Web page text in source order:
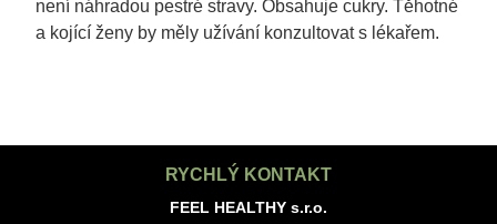
není náhradou pestré stravy. Obsahuje cukry. Těhotné
a kojící ženy by měly užívání konzultovat s lékařem.
RYCHLÝ KONTAKT
FEEL HEALTHY s.r.o.